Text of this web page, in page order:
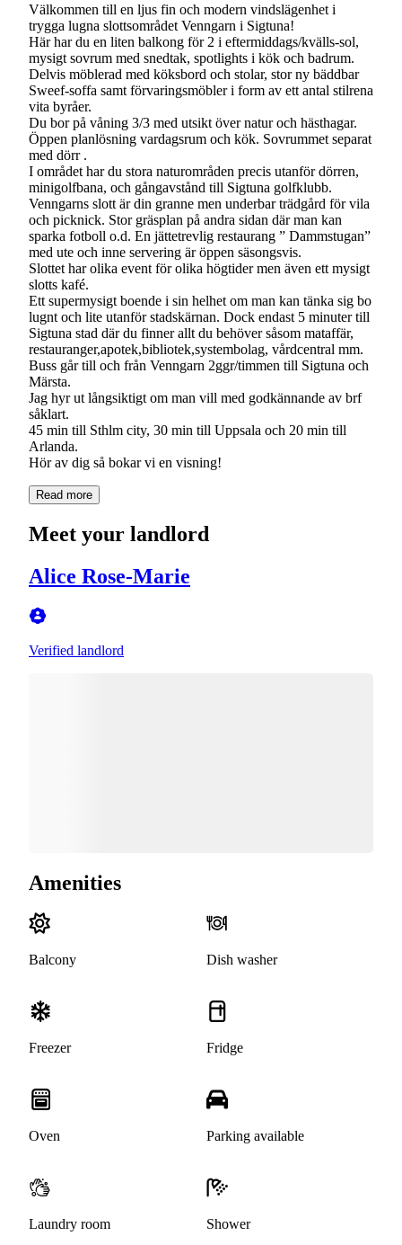
Välkommen till en ljus fin och modern vindslägenhet i
trygga lugna slottsområdet Venngarn i Sigtuna!
Här har du en liten balkong för 2 i eftermiddags/kvälls-sol,
mysigt sovrum med snedtak, spotlights i kök och badrum.
Delvis möblerad med köksbord och stolar, stor ny bäddbar
Sweef-soffa samt förvaringsmöbler i form av ett antal stilrena
vita byråer.
Du bor på våning 3/3 med utsikt över natur och hästhagar.
Öppen planlösning vardagsrum och kök. Sovrummet separat
med dörr .
I området har du stora naturområden precis utanför dörren,
minigolfbana, och gångavstånd till Sigtuna golfklubb.
Venngarns slott är din granne men underbar trädgård för vila
och picknick. Stor gräsplan på andra sidan där man kan
sparka fotboll o.d. En jättetrevlig restaurang ” Dammstugan”
med ute och inne servering är öppen säsongsvis.
Slottet har olika event för olika högtider men även ett mysigt
slotts kafé.
Ett supermysigt boende i sin helhet om man kan tänka sig bo
lugnt och lite utanför stadskärnan. Dock endast 5 minuter till
Sigtuna stad där du finner allt du behöver såsom mataffär,
restauranger,apotek,bibliotek,systembolag, vårdcentral mm.
Buss går till och från Venngarn 2ggr/timmen till Sigtuna och
Märsta.
Jag hyr ut långsiktigt om man vill med godkännande av brf
såklart.
45 min till Sthlm city, 30 min till Uppsala och 20 min till
Arlanda.
Hör av dig så bokar vi en visning!
Read more
Meet your landlord
Alice Rose-Marie
Verified landlord
Amenities
Balcony Dish washer
Freezer Fridge
Oven Parking available
Laundry room Shower